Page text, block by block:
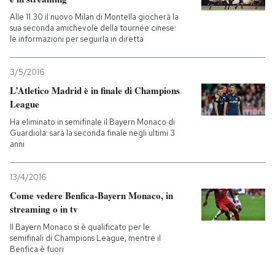
Alle 11.30 il nuovo Milan di Montella giocherà la
sua seconda amichevole della tournée cinese:
le informazioni per seguirla in diretta
3/5/2016
L’Atletico Madrid è in finale di Champions
League
Ha eliminato in semifinale il Bayern Monaco di
Guardiola: sarà la seconda finale negli ultimi 3
anni
13/4/2016
Come vedere Benfica-Bayern Monaco, in
streaming o in tv
Il Bayern Monaco si è qualificato per le
semifinali di Champions League, mentre il
Benfica è fuori